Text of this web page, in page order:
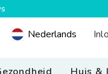
Geolocation Button
Nederlands